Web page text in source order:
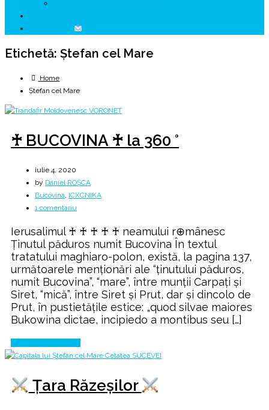
Etichetă: Ştefan cel Mare
Home
Ştefan cel Mare
♰ BUCOVINA ♰ la 360 °
iulie 4, 2020
by Daniel ROȘCA
Bucovina, ICXCNIKA
1 comentariu
BUCOVINA
♰
la
360
Ierusalimul ♰ ♰ ♰ ♰ ♰ neamului r⊕mânesc
Ținutul păduros numit Bucovina În textul
tratatului maghiaro-polon, există, la pagina 137,
următoarele menţionări ale “ţinutului păduros,
numit Bucovina”, “mare”, între munţii Carpaţi şi
Siret, “mică”, între Siret şi Prut, dar şi dincolo de
Prut, în pustietăţile estice: „quod silvae maiores
Bukowina dictae, incipiedo a montibus seu […]
Țara Răzeșilor